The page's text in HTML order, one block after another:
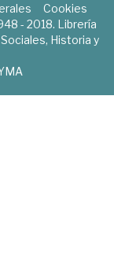
Cookies
- 2018. Librería
Historia y